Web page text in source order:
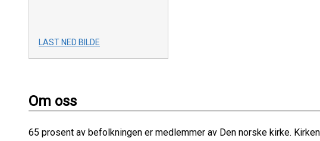
LAST NED BILDE
Om oss
65 prosent av befolkningen er medlemmer av Den norske kirke.